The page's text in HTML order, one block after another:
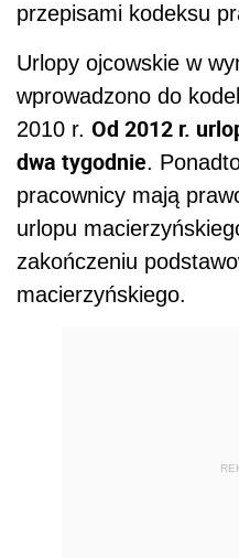
przepisami kodeksu
Urlopy ojcowskie w
wprowadzono do
2010 r. Od 2012 r.
dwa tygodnie.
pracownicy mają
urlopu
zakończeniu
macierzyńskiego.